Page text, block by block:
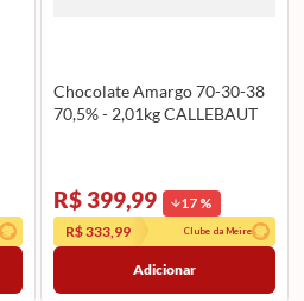
Chocolate Amargo 70-30-38
70,5% - 2,01kg CALLEBAUT
R$ 399,99 17 %
R$ 333,99
Clube da Meire
Adicionar